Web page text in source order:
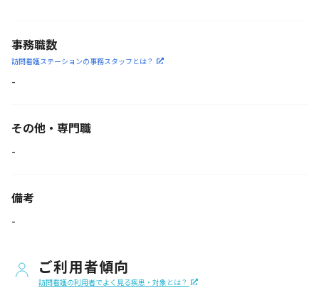
事務職数
訪問看護ステーションの事務スタッフとは？
-
その他・専門職
-
備考
-
ご利用者傾向
訪問看護の利用者でよく見る疾患・対象とは？